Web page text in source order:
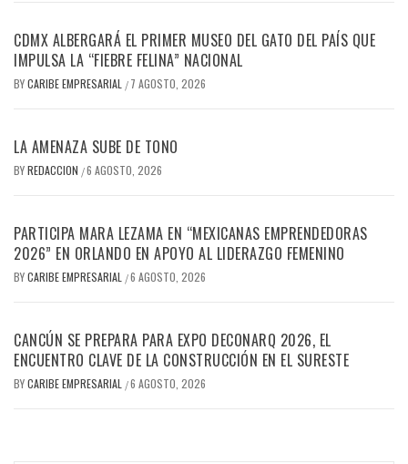
CDMX ALBERGARÁ EL PRIMER MUSEO DEL GATO DEL PAÍS QUE
IMPULSA LA “FIEBRE FELINA” NACIONAL
BYCARIBE EMPRESARIAL / 7 AGOSTO, 2026
LA AMENAZA SUBE DE TONO
BYREDACCION /6 AGOSTO, 2026
PARTICIPA MARA LEZAMA EN “MEXICANAS EMPRENDEDORAS
2026” EN ORLANDO EN APOYO AL LIDERAZGO FEMENINO
BYCARIBE EMPRESARIAL /6 AGOSTO, 2026
CANCÚN SE PREPARA PARA EXPO DECONARQ 2026, EL
ENCUENTRO CLAVE DE LA CONSTRUCCIÓN EN EL SURESTE
BYCARIBE EMPRESARIAL /6 AGOSTO, 2026